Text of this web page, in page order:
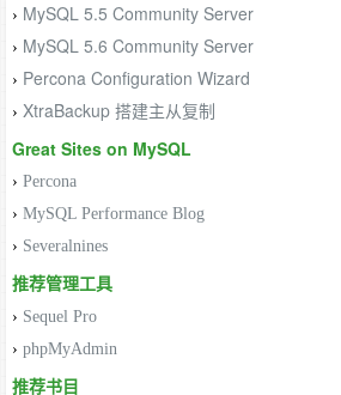
› MySQL 5.5 Community Server
› MySQL 5.6 Community Server
› Percona Configuration Wizard
› XtraBackup 搭建主从复制
Great Sites on MySQL
› Percona
› MySQL Performance Blog
› Severalnines
推荐管理工具
› Sequel Pro
› phpMyAdmin
推荐书目